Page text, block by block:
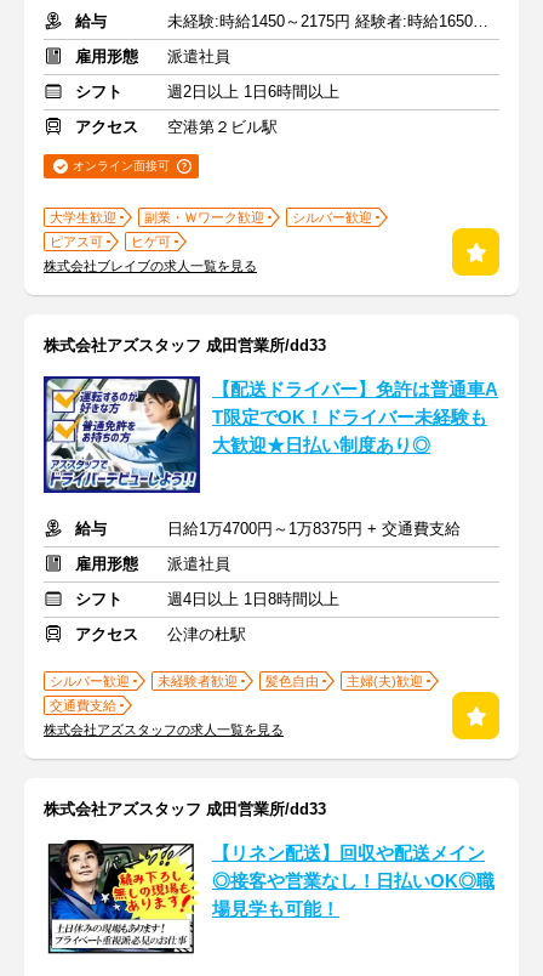
給与
未経験:時給1450～2175円 経験者:時給1650～2475円+交通費全額
雇用形態
派遣社員
シフト
週2日以上 1日6時間以上
アクセス
空港第２ビル駅
オンライン面接可
大学生歓迎 副業・Ｗワーク歓迎
シルバー歓迎
ピアス可
ヒゲ可
株式会社ブレイブの求人一覧を見る
株式会社アズスタッフ 成田営業所/dd33
【配送ドライバー】免許は普通車A
T限定でOK！ドライバー未経験も
大歓迎★日払い制度あり◎
給与
日給1万4700円～1万8375円 + 交通費支給
雇用形態
派遣社員
シフト
週4日以上 1日8時間以上
アクセス
公津の杜駅
シルバー歓迎 未経験者歓迎 髪色自由
主婦(夫)歓迎
交通費支給
株式会社アズスタッフの求人一覧を見る
株式会社アズスタッフ 成田営業所/dd33
【リネン配送】回収や配送メイン
◎接客や営業なし！日払いOK◎職
場見学も可能！